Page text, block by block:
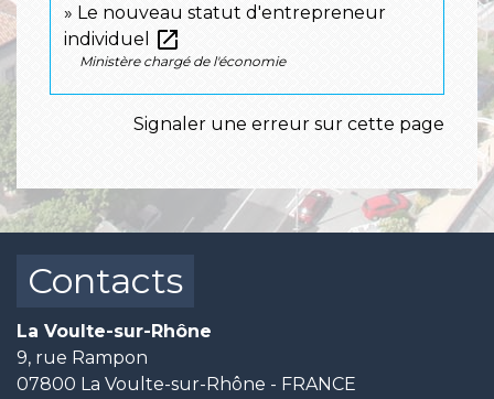
Le nouveau statut d'entrepreneur
individuel
open_in_new
Ministère chargé de l'économie
Signaler une erreur sur cette page
Contacts
La Voulte-sur-Rhône
9, rue Rampon
07800 La Voulte-sur-Rhône - FRANCE